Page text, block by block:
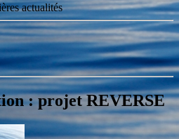
actualités
: projet REVERSE